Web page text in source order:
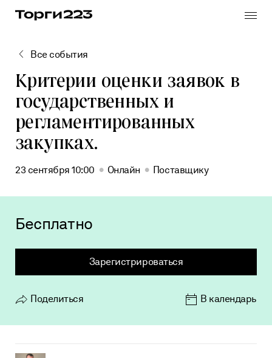
content
Реестр закупок по 223-ФЗ
Реестр медицинских закупок по 223-ФЗ
Горюче-смазочные материалы
Продукты питания
Заказчику
Поставщику
Все услуги
Подготовка документации
Выпуск и продление электронной подписи
Кредит на исполнение контракта по 223-ФЗ
Тендерное сопровождение
Нормативные документы
О нас
Пресс-центр
Все события
Критерии оценки заявок в
государственных и
регламентированных
закупках.
23 сентября 10:00 Онлайн Поставщику
Бесплатно
Зарегистрироваться
Поделиться В календарь